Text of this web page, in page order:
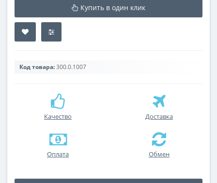
Купить в один клик
Код товара:300.0.1007
Качество Доставка
Оплата Обмен